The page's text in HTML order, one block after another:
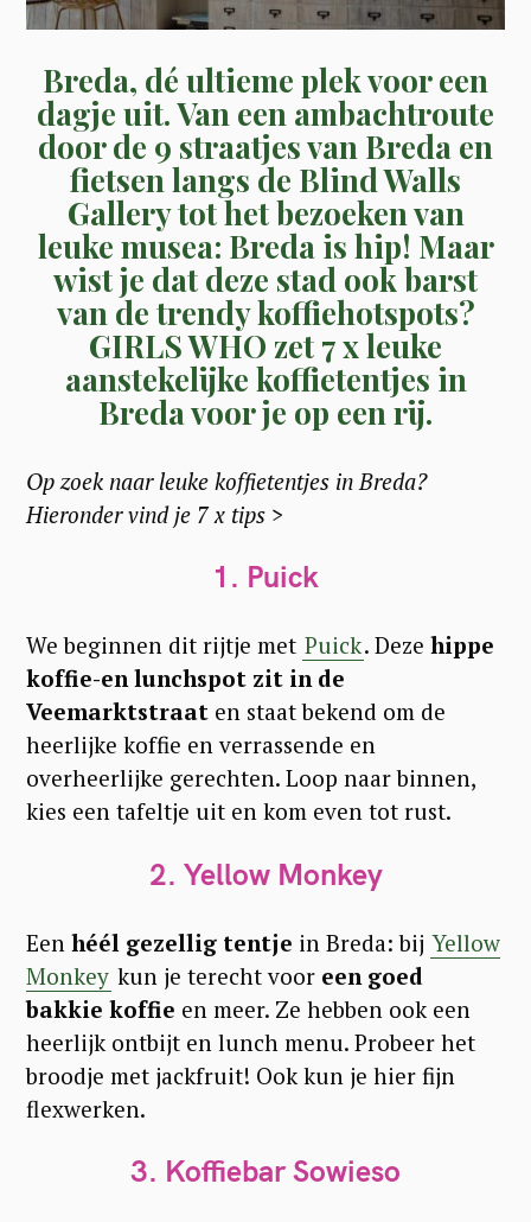
Breda, dé ultieme plek voor een
dagje uit.Van een ambachtroute
door de 9 straatjes van Breda en
fietsen langs de Blind Walls
Gallery tot het bezoeken van
leuke musea: Breda is hip! Maar
wist je dat deze stad ook barst
van de trendy koffiehotspots?
GIRLS WHO zet 7 x leuke
aanstekelijke koffietentjes in
Breda voor je op een rij.
Op zoek naar leuke koffietentjes in Breda?
Hieronder vind je 7 x tips >
1. Puick
We beginnen dit rijtje met Puick. Deze hippe
koffie-en lunchspot zit in de
Veemarktstraat en staat bekend om de
heerlijke koffie en verrassende en
overheerlijke gerechten. Loop naar binnen,
kies een tafeltje uit en kom even tot rust.
2. Yellow Monkey
Een héél gezellig tentje in Breda: bij Yellow
Monkey kun je terecht voor een goed
bakkie koffie en meer. Ze hebben ook een
heerlijk ontbijt en lunch menu. Probeer het
broodje met jackfruit! Ook kun je hier fijn
flexwerken.
3. Koffiebar Sowieso